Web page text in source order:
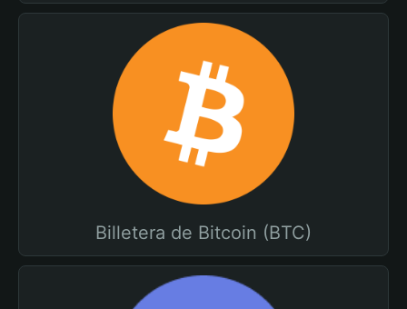
Billetera de Bitcoin (BTC)